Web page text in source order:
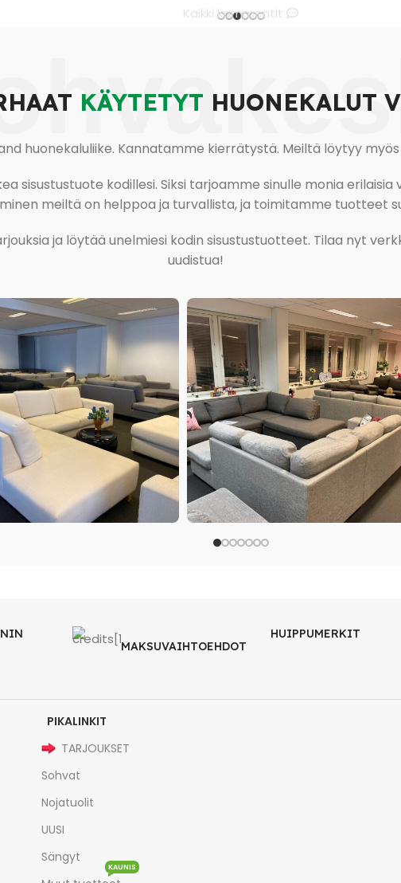
Kaikki kommentit
KÄYTETYT HUONEKALUT
huonekaluliike. Kannatamme kierrätystä. Meiltä löytyy
sisustustuote kodillesi. Siksi tarjoamme sinulle monia
meiltä on helppoa ja turvallista, ja toimitamme tuotteet
ja löytää unelmiesi kodin sisustustuotteet. Tilaa nyt
uudistua!
MAKSUVAIHTOEHDOT
HUIPPUMERKIT
PIKALINKIT
TARJOUKSET
Sohvat
Nojatuolit
UUSI
Sängyt
KAUNIS